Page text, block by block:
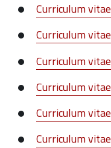
Curriculum vitae
Curriculum vitae
Curriculum vitae
Curriculum vitae
Curriculum vitae
Curriculum vitae